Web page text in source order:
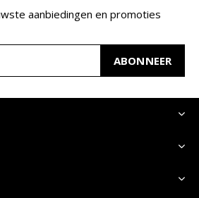
aanbiedingen en promoties
ABONNEER